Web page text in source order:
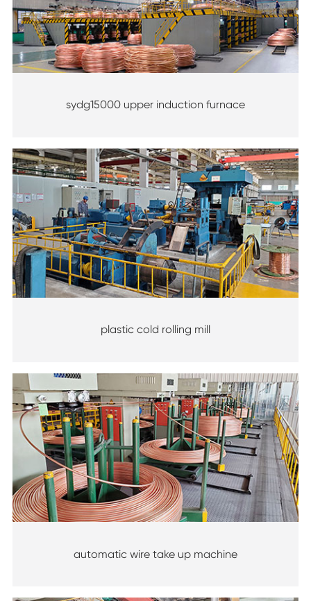
sydg15000 upper induction furnace
plastic cold rolling mill
automatic wire take up machine